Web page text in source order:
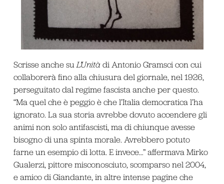
Scrisse anche suL’Unità di Antonio Gramsci con cui
collaborerà fino alla chiusura del giornale, nel 1926,
perseguitato dal regime fascista anche per questo.
“Ma quel che è peggio è che l’Italia democratica l’ha
ignorato. La sua storia avrebbe dovuto accendere gli
animi non solo antifascisti, ma di chiunque avesse
bisogno di una spinta morale. Avrebbero potuto
farne un esempio di lotta. E invece…” affermava Mirko
Gualerzi, pittore misconosciuto, scomparso nel 2004,
e amico di Giandante, in altre intense pagine che